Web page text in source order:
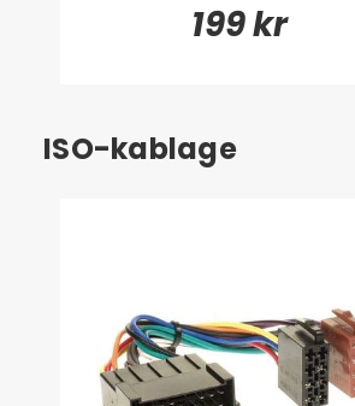
199 kr
ISO-kablage